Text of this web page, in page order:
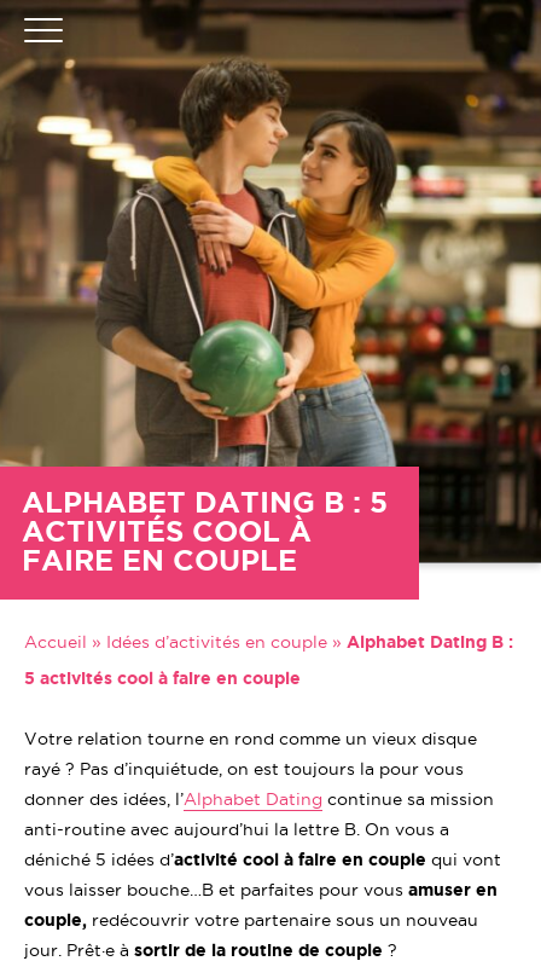
ALPHABET DATING B : 5
ACTIVITÉS COOL À
FAIRE EN COUPLE
Accueil » Idées d’activités en couple » Alphabet Dating B :
5 activités cool à faire en couple
Votre relation tourne en rond comme un vieux disque
rayé ? Pas d’inquiétude, on est toujours la pour vous
donner des idées, l’Alphabet Dating continue sa mission
anti-routine avec aujourd’hui la lettre B. On vous a
déniché 5 idées d’activité cool à faire en couple qui vont
vous laisser bouche…B et parfaites pour vous amuser en
couple, redécouvrir votre partenaire sous un nouveau
jour. Prêt·e à sortir de la routine de couple ?